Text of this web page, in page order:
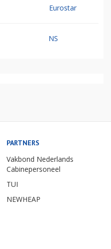
Eurostar
NS
PARTNERS
Vakbond Nederlands
Cabinepersoneel
TUI
NEWHEAP